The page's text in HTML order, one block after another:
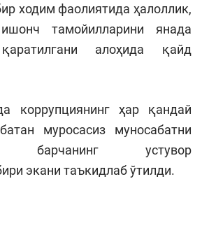
ходим фаолиятида ҳалоллик,
тамойилларини янада
алоҳида қайд
коррупциянинг ҳар қандай
муросасиз муносабатни
барчанинг устувор
экани таъкидлаб ўтилди.